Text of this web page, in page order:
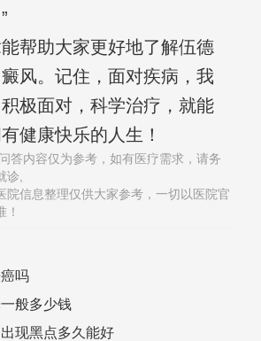
帮助大家更好地了解伍德
风。记住，面对疾病，我
极面对，科学治疗，就能
健康快乐的人生！
答内容仅为参考，如有医疗需求，请务
诊,
院信息整理仅供大家参考，一切以医院官
！
吗
般多少钱
现黑点多久能好